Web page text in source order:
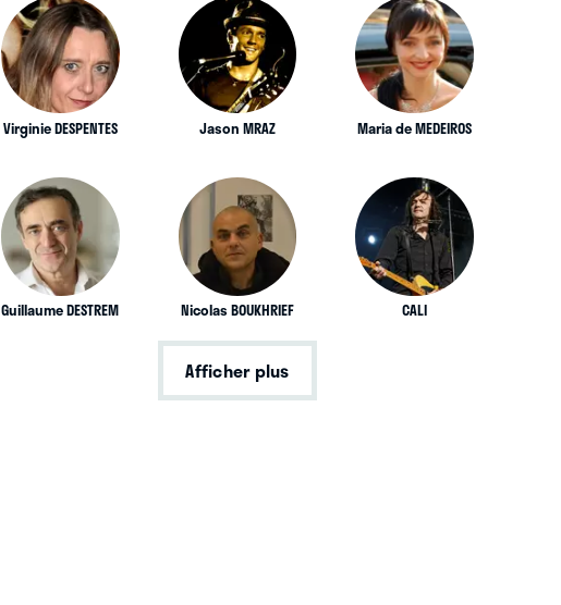
Virginie DESPENTES Jason MRAZ Maria de MEDEIROS
Guillaume DESTREM Nicolas BOUKHRIEF CALI
Afficher plus